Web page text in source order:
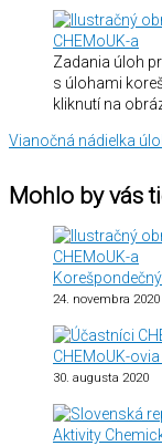
Zadania úloh
s úlohami
kliknutí na
Vianočná nádielka
Mohlo by vás
24. novembra 2020
CHEMoUK-
30. augusta 2020
Aktivity